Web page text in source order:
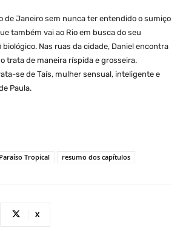
de Janeiro sem nunca ter entendido o sumiço
também vai ao Rio em busca do seu
biológico. Nas ruas da cidade, Daniel encontra
o trata de maneira ríspida e grosseira.
se de Taís, mulher sensual, inteligente e
Paula.
Paraíso Tropical resumo dos capítulos
X